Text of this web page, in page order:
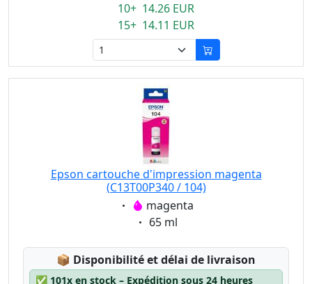
10+ 14.26 EUR
15+ 14.11 EUR
Epson cartouche d'impression magenta
(C13T00P340 / 104)
Eigenschaft:
magenta
Eigenschaft:
65 ml
📦 Lagerstatus:
Disponibilité et délai de livraison
✅ 101x en stock – Expédition sous 24 heures